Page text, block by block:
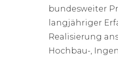
bundesweiter
langjähriger
Realisierung
Hochbau-,